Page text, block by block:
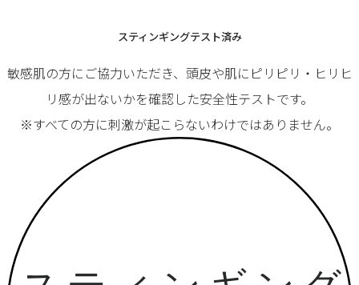
スティンギングテスト済み
敏感肌の方にご協力いただき、頭皮や肌にピリピリ・ヒリヒ
リ感が出ないかを確認した安全性テストです。
※すべての方に刺激が起こらないわけではありません。